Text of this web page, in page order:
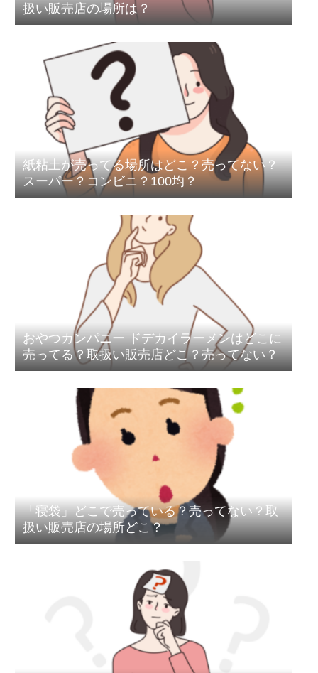
扱い販売店の場所は？
紙粘土が売ってる場所はどこ？売ってない？
スーパー？コンビニ？100均？
おやつカンパニー ドデカイラーメンはどこに
売ってる？取扱い販売店どこ？売ってない？
「寝袋」どこで売っている？売ってない？取
扱い販売店の場所どこ？